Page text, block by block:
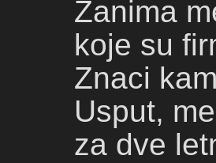
Zanima
koje su
Znaci
Usput,
za dve